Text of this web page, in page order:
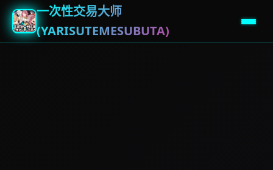
一次性交易大师
(YARISUTEMESUBUTA)